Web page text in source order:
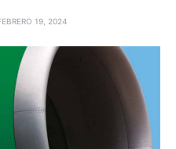
19, 2024